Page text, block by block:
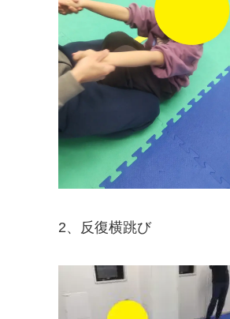
2、反復横跳び